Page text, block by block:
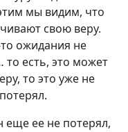
мы видим, что
свою веру.
ожидания не
есть, это может
то это уже не
еще ее не потерял,